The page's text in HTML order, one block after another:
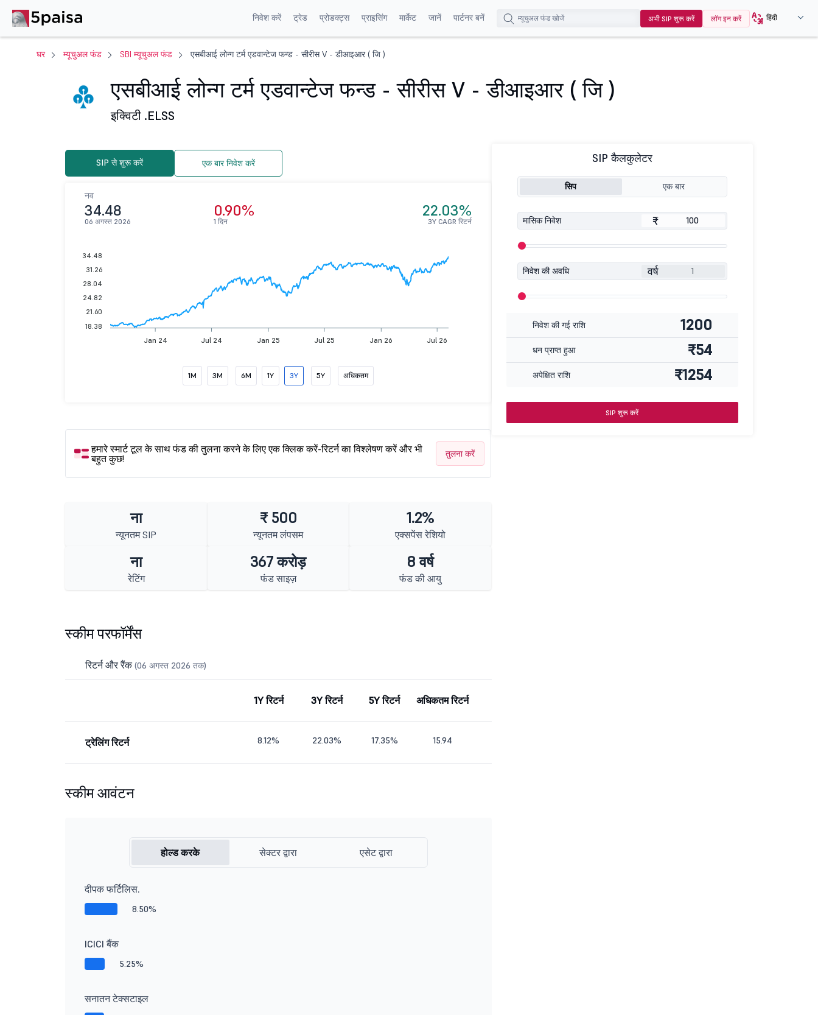
निवेश करें ट्रेड प्रोडक्ट्स प्राइसिंग मार्केट जानें पार्टनर बनें अभी SIP शुरू करें लॉग इन करें हिंदी
घर म्यूचुअल फंड SBI म्यूचुअल फंड एसबीआई लोन्ग टर्म एडवान्टेज फन्ड - सीरीस V - डीआइआर ( जि )
एसबीआई लोन्ग टर्म एडवान्टेज फन्ड - सीरीस V - डीआइआर ( जि )
इक्विटी .ELSS
SIP से शुरू करें एक बार निवेश करें
नव
34.48
06 अगस्त 2026
0.90%
1 दिन
22.03%
3Y CAGR रिटर्न
Jan 24 Jul 24 Jan 25 Jul 25 Jan 26 Jul 26
34.48
31.26
28.04
24.82
21.60
18.38
1M 3M 6M 1Y 3Y 5Y अधिकतम
हमारे स्मार्ट टूल के साथ फंड की तुलना करने के लिए एक क्लिक करें-रिटर्न का विश्लेषण करें और भी
बहुत कुछ!
तुलना करें
ना
न्यूनतम SIP
₹ 500
न्यूनतम लंपसम
1.2%
एक्सपेंस रेशियो
ना
रेटिंग
367 करोड़
फंड साइज़
8 वर्ष
फंड की आयु
स्कीम परफॉर्मेंस
रिटर्न और रैंक(06 अगस्त 2026 तक)
1Y रिटर्न 3Y रिटर्न 5Y रिटर्न अधिकतम रिटर्न
ट्रेलिंग रिटर्न 8.12% 22.03% 17.35% 15.94
स्कीम आवंटन
होल्ड करके सेक्टर द्वारा एसेट द्वारा
दीपक फर्टिलिस.
8.50%
ICICI बैंक
5.25%
सनातन टेक्सटाइल
SIP कैलकुलेटर
सिप एक बार
मासिक निवेश ₹
निवेश की अवधि वर्ष
निवेश की गई राशि 1200
धन प्राप्त हुआ ₹54
अपेक्षित राशि ₹1254
SIP शुरू करें